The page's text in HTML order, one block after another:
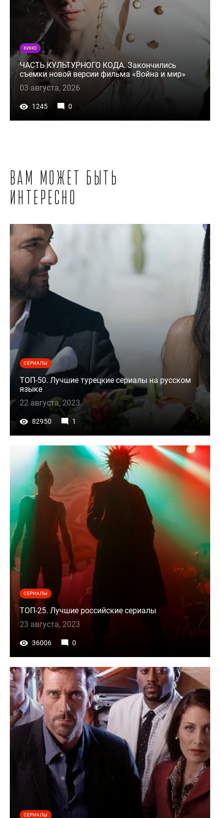
КИНО
ЧАСТЬ КУЛЬТУРНОГО КОДА. Закончились
съемки новой версии фильма «Война и мир»
03 августа, 2026
1245 0
Вам может быть
интересно
СЕРИАЛЫ
ТОП-50. Лучшие турецкие сериалы на русском
языке
22 августа, 2023
82950 1
СЕРИАЛЫ
ТОП-25. Лучшие российские сериалы
23 августа, 2023
36006 0
СЕРИАЛЫ